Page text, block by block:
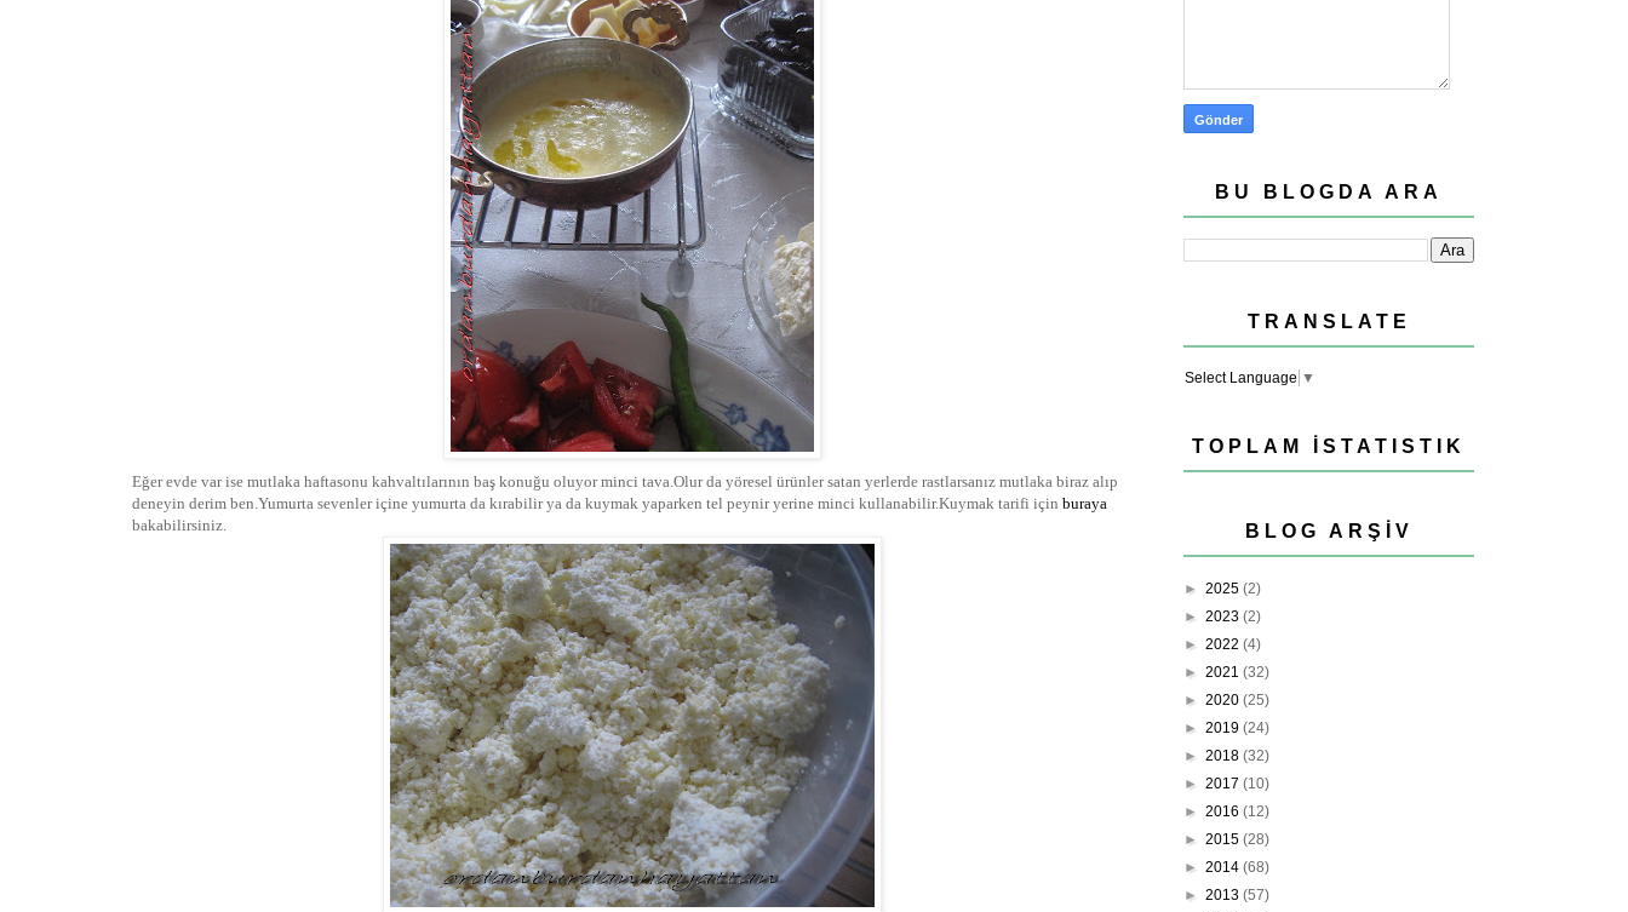
Eğer evde var ise mutlaka haftasonu kahvaltılarının baş konuğu oluyor minci tava.Olur da yöresel ürünler satan yerlerde rastlarsanız mutlaka biraz alıp
deneyin derim ben.Yumurta sevenler içine yumurta da kırabilir ya da kuymak yaparken tel peynir yerine minci kullanabilir.Kuymak tarifi için buraya
bakabilirsiniz.
BU BLOGDA ARA
TRANSLATE
Select Language ▼
TOPLAM İSTATISTIK
BLOG ARŞIV
► 2025 (2)
► 2023 (2)
► 2022 (4)
► 2021 (32)
► 2020 (25)
► 2019 (24)
► 2018 (32)
► 2017 (10)
► 2016 (12)
► 2015 (28)
► 2014 (68)
► 2013 (57)